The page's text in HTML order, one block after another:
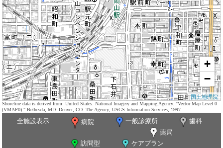
+
−
国土地理院
Shoreline data is derived from: United States. National Imagery and Mapping Agency. "Vector Map Level 0
(VMAP0)." Bethesda, MD: Denver, CO: The Agency; USGS Information Services, 1997.
全施設表示 病院 一般診療所
歯科
薬局
訪問型
ケアプラン